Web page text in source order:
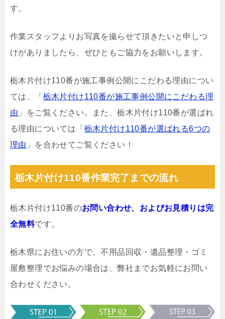
す。
作業スタッフよりお写真を撮らせて頂きたいと申しつ
けがありましたら、ぜひともご協力をお願いします。
栃木片付け110番が施工事例公開にこだわる理由につい
ては、「 栃木片付け110番が施工事例公開にこだわる理
由 」をご覧ください。また、栃木片付け110番が選ばれ
る理由については「 栃木片付け110番が選ばれる6つの
理由 」を合わせてご覧ください！
栃木片付け110番作業完了までの流れ
栃木片付け110番のお問い合わせ、およびお見積りは完
全無料です。
栃木県にお住いの方で、不用品回収・遺品整理・ゴミ
屋敷整理でお悩みの場合は、弊社までお気軽にお問い
合わせください。